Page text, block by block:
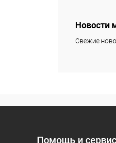
Новости
Свежие
Помощь и